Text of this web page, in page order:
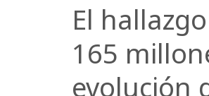
El
165
evolución